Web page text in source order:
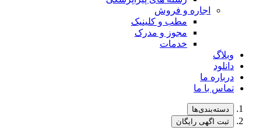
اجاره و فروش
مطب و کلینیک
مجوز و مدرک
خدمات
وبلاگ
دانلود
درباره ما
تماس با ما
دسته‌بندی‌ها
ثبت اگهی رایگان